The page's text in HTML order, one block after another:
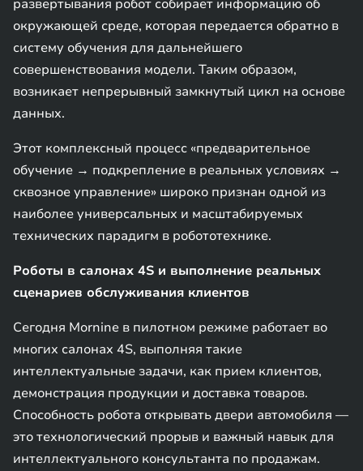
развертывания робот собирает информацию об
окружающей среде, которая передается обратно в
систему обучения для дальнейшего
совершенствования модели. Таким образом,
возникает непрерывный замкнутый цикл на основе
данных.
Этот комплексный процесс «предварительное
обучение → подкрепление в реальных условиях →
сквозное управление» широко признан одной из
наиболее универсальных и масштабируемых
технических парадигм в робототехнике.
Роботы в салонах 4S и выполнение реальных
сценариев обслуживания клиентов
Сегодня Mornine в пилотном режиме работает во
многих салонах 4S, выполняя такие
интеллектуальные задачи, как прием клиентов,
демонстрация продукции и доставка товаров.
Способность робота открывать двери автомобиля —
это технологический прорыв и важный навык для
интеллектуального консультанта по продажам.